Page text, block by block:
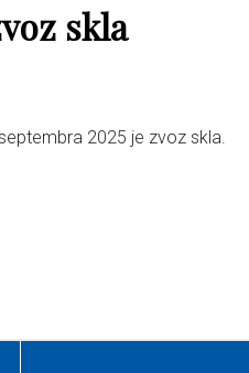
skla
2025 je zvoz skla.